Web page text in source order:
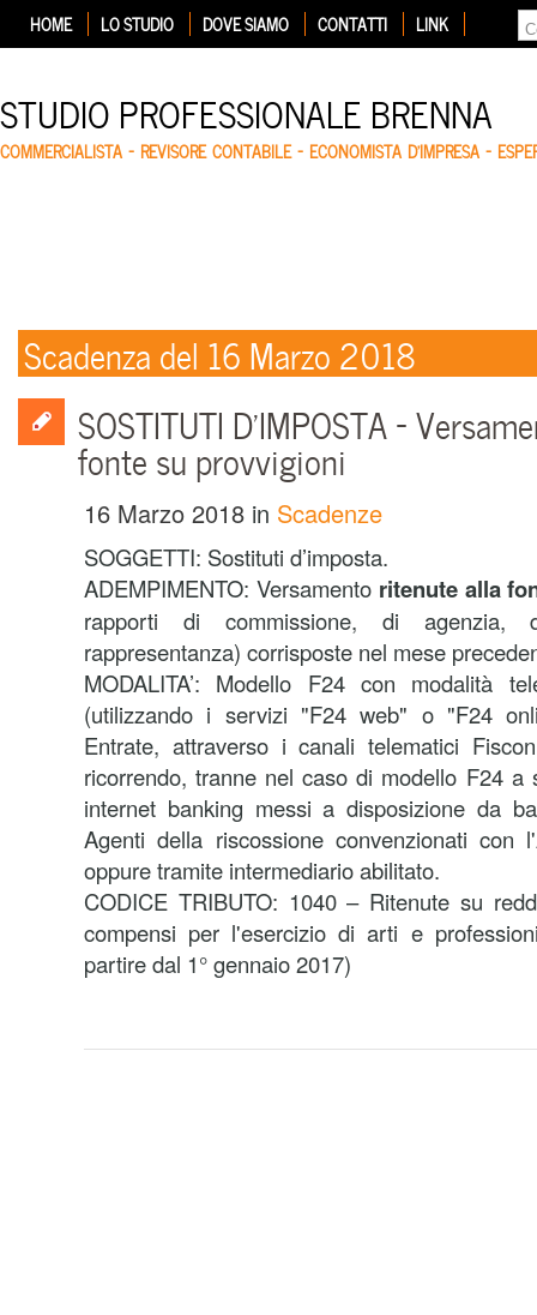
HOME LO STUDIO DOVE SIAMO CONTATTI LINK
STUDIO PROFESSIONALE BRENNA
COMMERCIALISTA – REVISORE CONTABILE – ECONOMISTA D'IMPRESA –
Scadenza del 16 Marzo 2018
SOSTITUTI D’IMPOSTA –
fonte su provvigioni
16 Marzo 2018 in Scadenze
SOGGETTI: Sostituti d’imposta.
ADEMPIMENTO: Versamentoritenute alla
rapporti di commissione, di
rappresentanza) corrisposte nel mese
MODALITA’: Modello F24 con modalità
(utilizzando i servizi "F24 web" o "F24
Entrate, attraverso i canali telematici
ricorrendo, tranne nel caso di modello F24
internet banking messi a disposizione da
Agenti della riscossione convenzionati con
oppure tramite intermediario abilitato.
CODICE TRIBUTO: 1040 – Ritenute su
compensi per l'esercizio di arti e
partire dal 1° gennaio 2017)